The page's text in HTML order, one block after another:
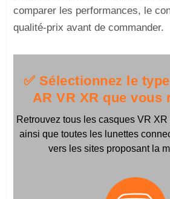
comparer les performances, le
qualité-prix avant de commander.
✅ Sélectionnez le
AR VR XR que vous
Retrouvez tous les casques VR
ainsi que toutes les lunettes
vers les sites proposant la